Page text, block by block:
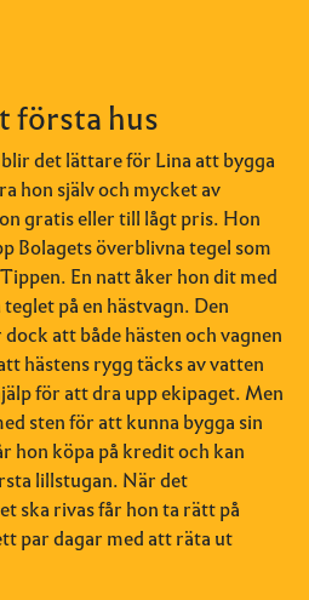
första hus
det lättare för Lina att bygga
hon själv och mycket av
gratis eller till lågt pris. Hon
Bolagets överblivna tegel som
En natt åker hon dit med
på en hästvagn. Den
att både hästen och vagnen
hästens rygg täcks av vatten
för att dra upp ekipaget. Men
sten för att kunna bygga sin
hon köpa på kredit och kan
lillstugan. När det
ska rivas får hon ta rätt på
par dagar med att räta ut